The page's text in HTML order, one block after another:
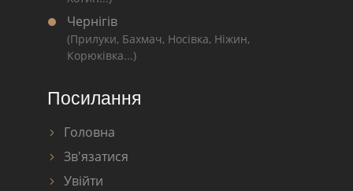
Чернігів
(Прилуки, Бахмач, Носівка, Ніжин,
Корюківка...)
Посилання
Головна
Зв'язатися
Увійти